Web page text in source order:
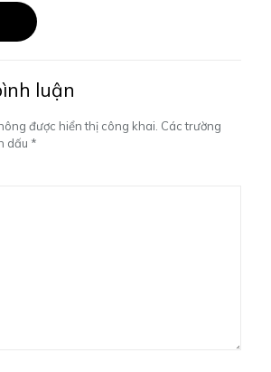
luận
được hiển thị công khai. Các trường
dấu *